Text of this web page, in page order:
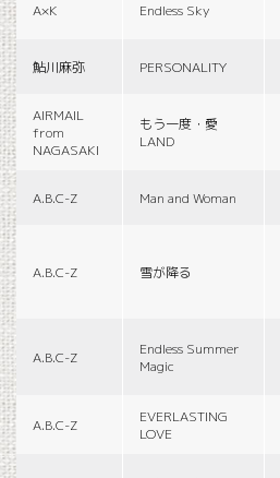
A×K Endless Sky
鮎川麻弥 PERSONALITY
AIRMAIL
from
NAGASAKI
もう一度・愛
LAND
A.B.C-Z Man and Woman
A.B.C-Z 雪が降る
A.B.C-Z
Endless Summer
Magic
A.B.C-Z
EVERLASTING
LOVE